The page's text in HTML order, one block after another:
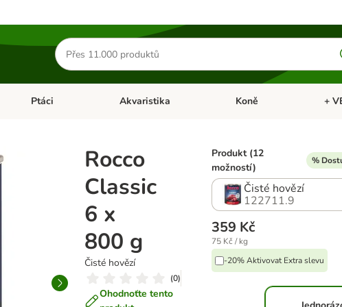
Hledat
produkty
Otevřít menu: Malá zvířata
Ptáci Otevřít menu: Ptáci
Akvaristika Otevřít menu: Akvaristika
Koně +
Rocco
Classic
6 x
800 g
Čisté hovězí
(0)
Ohodnoťte tento
Produkt (12
možností)
%
Čisté hovězí
122711.9
359 Kč
75 Kč / kg
-20% Aktivovat Extra slevu